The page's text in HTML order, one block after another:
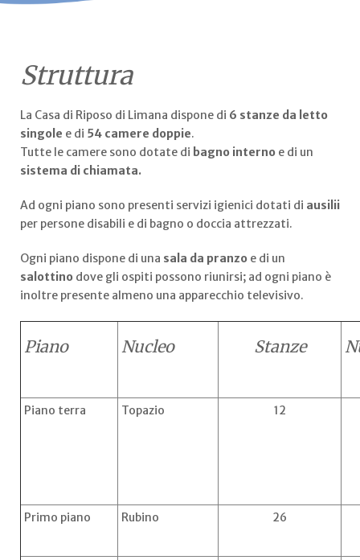
Struttura
La Casa di Riposo di Limana dispone di 6 stanze da letto
singole e di 54 camere doppie.
Tutte le camere sono dotate di bagno interno e di un
sistema di chiamata.
Ad ogni piano sono presenti servizi igienici dotati di ausilii
per persone disabili e di bagno o doccia attrezzati.
Ogni piano dispone di una sala da pranzo e di un
salottino dove gli ospiti possono riunirsi; ad ogni piano è
inoltre presente almeno una apparecchio televisivo.
Piano Nucleo Stanze
Piano terra Topazio 12
Primo piano Rubino 26